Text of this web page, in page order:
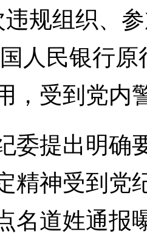
规组织、
人民银行
，受到党
提出明确
精神受到党
名道姓通报